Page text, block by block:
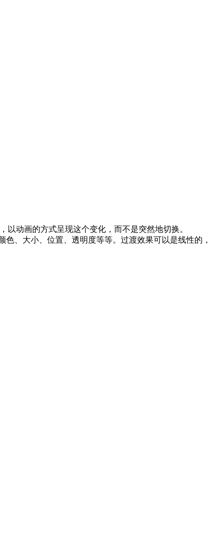
以动画的方式呈现这个变化，而不是突然地切换。
、大小、位置、透明度等等。过渡效果可以是线性的，